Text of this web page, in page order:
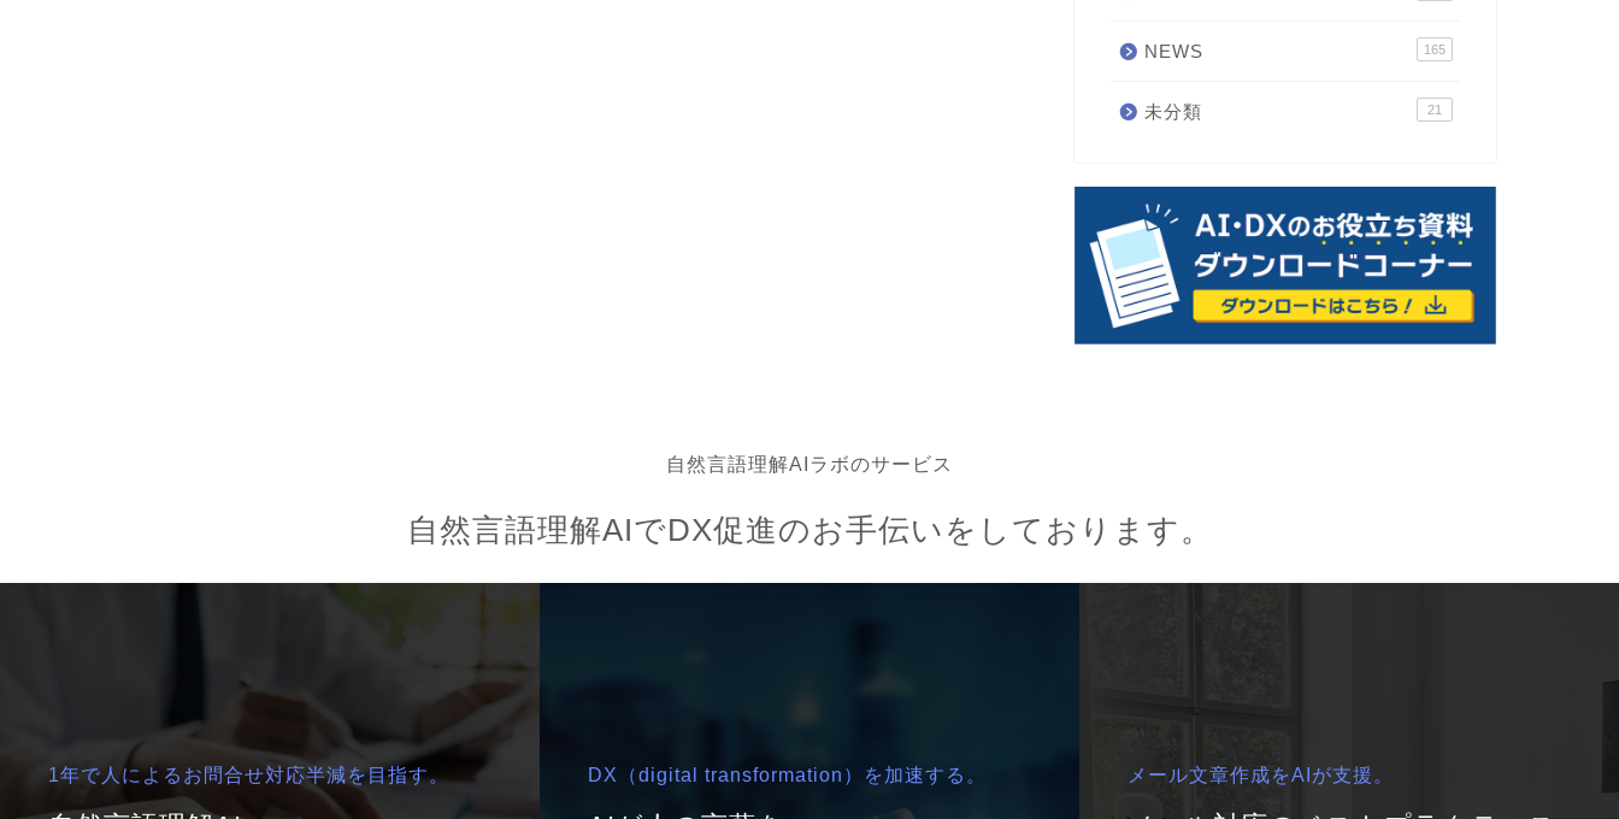
NEWS 165
未分類 21
自然言語理解AIラボのサービス
自然言語理解AIでDX促進のお手伝いをしております。
1年で人によるお問合せ対応半減を目指す。 DX（digital transformation）を加速する。 メール文章作成をAIが支援。